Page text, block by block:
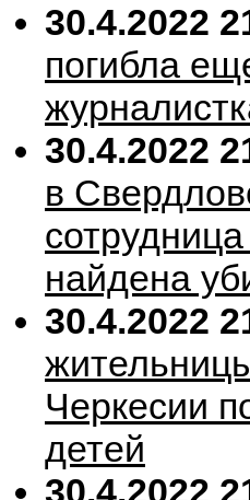
30.4.2022
погибла
30.4.2022
в
найдена
30.4.2022
Черкесии
детей
30.4.2022